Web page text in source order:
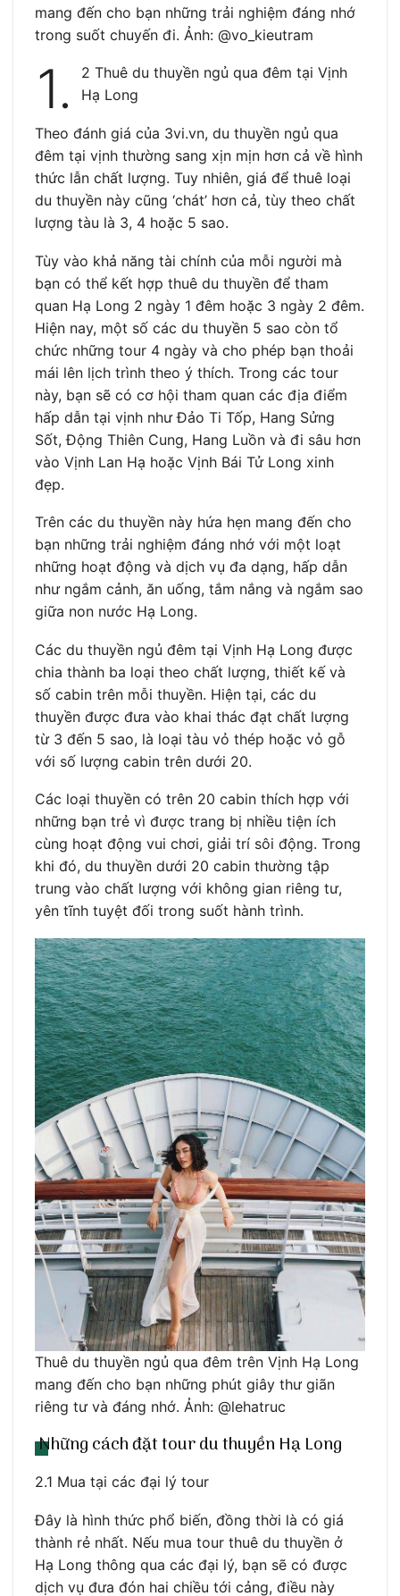
mang đến cho bạn những trải nghiệm đáng nhớ
trong suốt chuyến đi. Ảnh: @vo_kieutram
1.
2 Thuê du thuyền ngủ qua đêm tại Vịnh
Hạ Long
Theo đánh giá của 3vi.vn, du thuyền ngủ qua
đêm tại vịnh thường sang xịn mịn hơn cả về hình
thức lẫn chất lượng. Tuy nhiên, giá để thuê loại
du thuyền này cũng ‘chát’ hơn cả, tùy theo chất
lượng tàu là 3, 4 hoặc 5 sao.
Tùy vào khả năng tài chính của mỗi người mà
bạn có thể kết hợp thuê du thuyền để tham
quan Hạ Long 2 ngày 1 đêm hoặc 3 ngày 2 đêm.
Hiện nay, một số các du thuyền 5 sao còn tổ
chức những tour 4 ngày và cho phép bạn thoải
mái lên lịch trình theo ý thích. Trong các tour
này, bạn sẽ có cơ hội tham quan các địa điểm
hấp dẫn tại vịnh như Đảo Ti Tốp, Hang Sửng
Sốt, Động Thiên Cung, Hang Luồn và đi sâu hơn
vào Vịnh Lan Hạ hoặc Vịnh Bái Tử Long xinh
đẹp.
Trên các du thuyền này hứa hẹn mang đến cho
bạn những trải nghiệm đáng nhớ với một loạt
những hoạt động và dịch vụ đa dạng, hấp dẫn
như ngắm cảnh, ăn uống, tắm nắng và ngắm sao
giữa non nước Hạ Long.
Các du thuyền ngủ đêm tại Vịnh Hạ Long được
chia thành ba loại theo chất lượng, thiết kế và
số cabin trên mỗi thuyền. Hiện tại, các du
thuyền được đưa vào khai thác đạt chất lượng
từ 3 đến 5 sao, là loại tàu vỏ thép hoặc vỏ gỗ
với số lượng cabin trên dưới 20.
Các loại thuyền có trên 20 cabin thích hợp với
những bạn trẻ vì được trang bị nhiều tiện ích
cùng hoạt động vui chơi, giải trí sôi động. Trong
khi đó, du thuyền dưới 20 cabin thường tập
trung vào chất lượng với không gian riêng tư,
yên tĩnh tuyệt đối trong suốt hành trình.
Thuê du thuyền ngủ qua đêm trên Vịnh Hạ Long
mang đến cho bạn những phút giây thư giãn
riêng tư và đáng nhớ. Ảnh: @lehatruc
Những cách đặt tour du thuyền Hạ Long
2.1 Mua tại các đại lý tour
Đây là hình thức phổ biến, đồng thời là có giá
thành rẻ nhất. Nếu mua tour thuê du thuyền ở
Hạ Long thông qua các đại lý, bạn sẽ có được
dịch vụ đưa đón hai chiều tới cảng, điều này